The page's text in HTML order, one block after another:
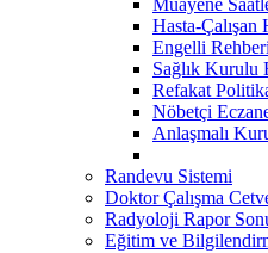
Hasta-Çalışan
Engelli Rehberi
Sağlık Kurulu
Refakat
Nöbetçi
Anlaşmalı
Randevu Sistemi
Doktor Çalışma
Radyoloji Rapor
Eğitim ve